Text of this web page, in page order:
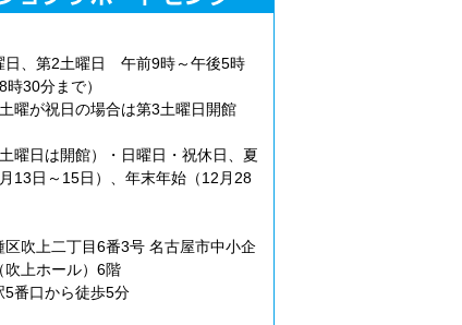
日、第2土曜日 午前9時～午後5時
時30分まで）
曜が祝日の場合は第3土曜日開館
曜日は開館）・日曜日・祝休日、夏
13日～15日）、年末年始（12月28
区吹上二丁目6番3号 名古屋市中小企
吹上ホール）6階
5番口から徒歩5分